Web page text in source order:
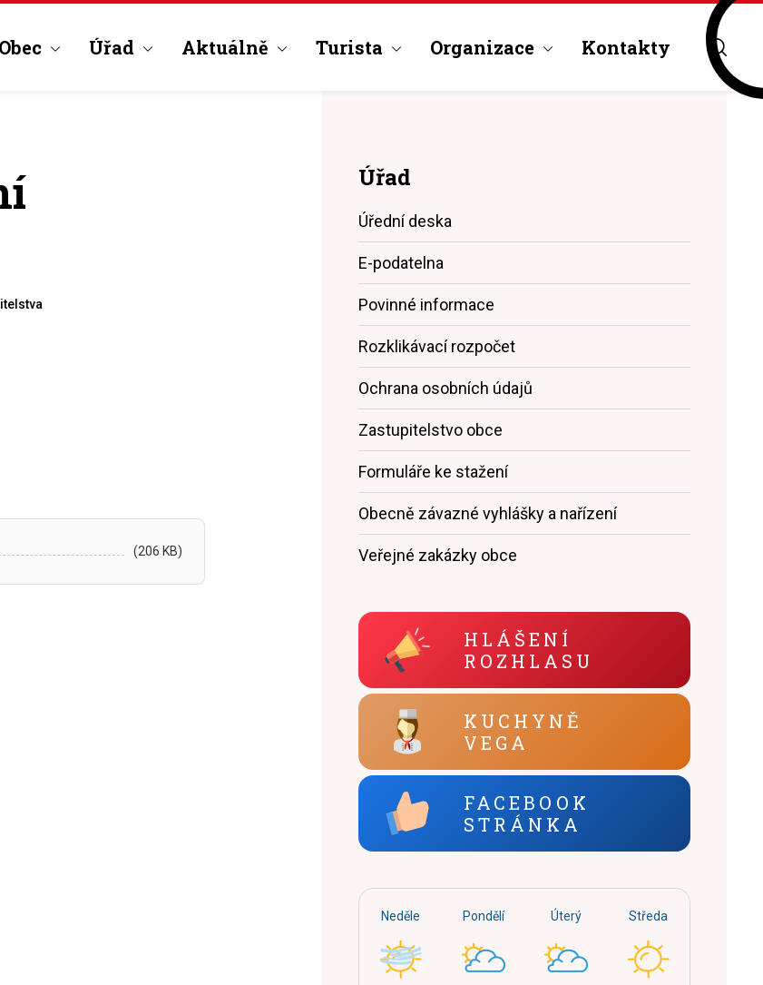
Obec Úřad Aktuálně Turista Organizace Kontakty
(206 KB)
Úřad
Úřední deska
E-podatelna
Povinné informace
Rozklikávací rozpočet
Ochrana osobních údajů
Zastupitelstvo obce
Formuláře ke stažení
Obecně závazné vyhlášky a nařízení
Veřejné zakázky obce
HLÁŠENÍ
ROZHLASU
KUCHYNĚ
VEGA
FACEBOOK
STRÁNKA
Neděle Pondělí Úterý Středa